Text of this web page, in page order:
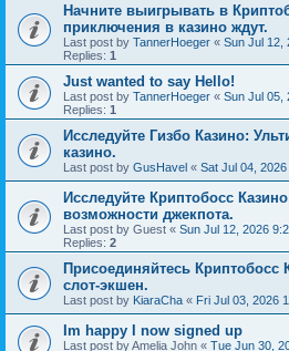
Начните выигрывать в
приключения в казино ждут.
Last post by TannerHoeger « Sun Jul 12,
Replies: 1
Just wanted to say Hello!
Last post by TannerHoeger « Sun Jul 05,
Replies: 1
Исследуйте Гизбо Казино:
казино.
Last post by GusHavel « Sat Jul 04,
Исследуйте Криптобосс
возможности джекпота.
Last post by Guest « Sun Jul 12, 2026
Replies: 2
Присоединяйтесь
слот-экшен.
Last post by KiaraCha « Fri Jul 03, 2026
Im happy I now signed up
Last post byAmelia John « Tue Jun 30,